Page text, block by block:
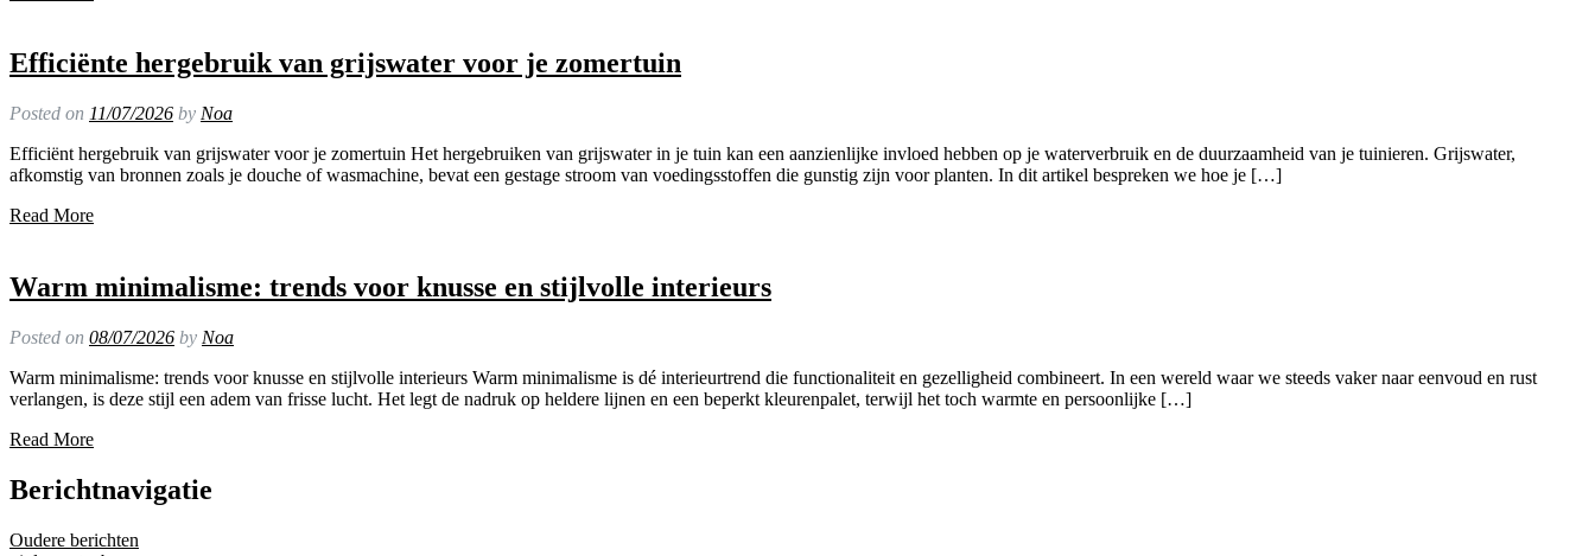
Efficiënte hergebruik van grijswater voor je zomertuin
Posted on 11/07/2026 by Noa
Efficiënt hergebruik van grijswater voor je zomertuin Het hergebruiken van grijswater in je tuin kan een aanzienlijke invloed hebben op je waterverbruik en de duurzaamheid van je tuinieren. Grijswater,
afkomstig van bronnen zoals je douche of wasmachine, bevat een gestage stroom van voedingsstoffen die gunstig zijn voor planten. In dit artikel bespreken we hoe je […]
Read More
Warm minimalisme: trends voor knusse en stijlvolle interieurs
Posted on 08/07/2026 by Noa
Warm minimalisme: trends voor knusse en stijlvolle interieurs Warm minimalisme is dé interieurtrend die functionaliteit en gezelligheid combineert. In een wereld waar we steeds vaker naar eenvoud en rust
verlangen, is deze stijl een adem van frisse lucht. Het legt de nadruk op heldere lijnen en een beperkt kleurenpalet, terwijl het toch warmte en persoonlijke […]
Read More
Berichtnavigatie
Oudere berichten